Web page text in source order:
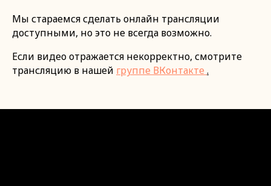
Мы стараемся сделать онлайн трансляции
доступными, но это не всегда возможно.
Если видео отражается некорректно, смотрите
трансляцию в нашей группе ВКонтакте .